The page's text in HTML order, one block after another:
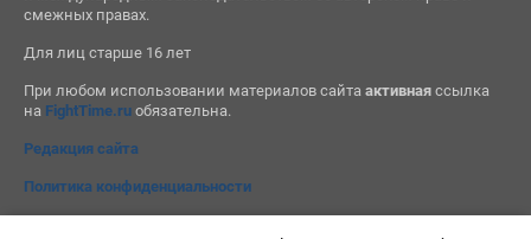
смежных правах.
Для лиц старше 16 лет
При любом использовании материалов сайта активнаяссылка
на FightTime.ruобязательна.
Редакция сайта
Политика конфиденциальности